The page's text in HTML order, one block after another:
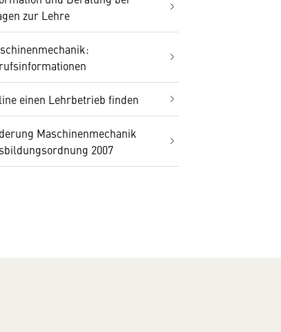
zur Lehre
einen Lehrbetrieb finden
Maschinenmechanik
2007